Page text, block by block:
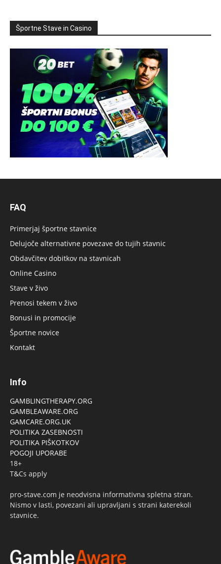
Športne Stave in Casino
FAQ
Primerjaj športne stavnice
Delujoče alternativne povezave do tujih stavnic
Obdavčitev dobitkov na stavnicah
Online Casino
Stave v živo
Prenosi tekem v živo
Bonusi in promocije
Športne novice
Kontakt
Info
GAMBLINGTHERAPY.ORG
GAMBLEAWARE.ORG
GAMCARE.ORG.UK
POLITIKA ZASEBNOSTI
POLITIKA PIŠKOTKOV
POGOJI UPORABE
18+
T&Cs apply
pro-stave.com je neodvisna informativna spletna stran.
Nismo v lasti, povezani ali upravljani s strani katerekoli
stavnice.